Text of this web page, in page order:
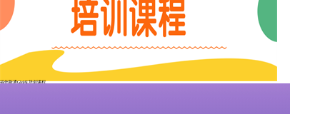
福州新通GMAT培训课程